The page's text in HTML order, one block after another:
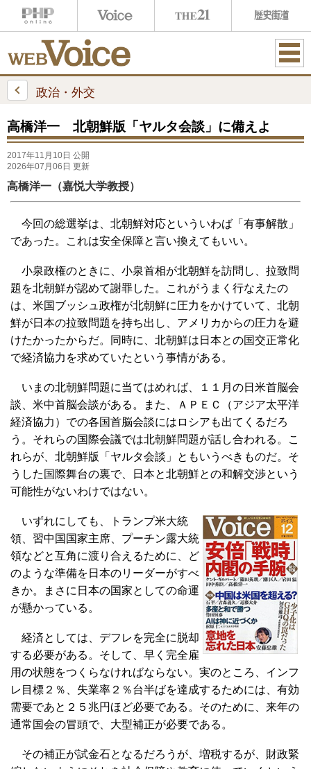
ME
政治・外交
高橋洋一 北朝鮮版「ヤルタ会談」に備えよ
2017年11月10日 公開
2026年07月06日 更新
高橋洋一（嘉悦大学教授）
今回の総選挙は、北朝鮮対応といういわば「有事解散」
であった。これは安全保障と言い換えてもいい。
小泉政権のときに、小泉首相が北朝鮮を訪問し、拉致問
題を北朝鮮が認めて謝罪した。これがうまく行なえたの
は、米国ブッシュ政権が北朝鮮に圧力をかけていて、北朝
鮮が日本の拉致問題を持ち出し、アメリカからの圧力を避
けたかったからだ。同時に、北朝鮮は日本との国交正常化
で経済協力を求めていたという事情がある。
いまの北朝鮮問題に当てはめれば、１１月の日米首脳会
談、米中首脳会談がある。また、ＡＰＥＣ（アジア太平洋
経済協力）での各国首脳会談にはロシアも出てくるだろ
う。それらの国際会議では北朝鮮問題が話し合われる。こ
れらが、北朝鮮版「ヤルタ会談」ともいうべきものだ。そ
うした国際舞台の裏で、日本と北朝鮮との和解交渉という
可能性がないわけではない。
いずれにしても、トランプ米大統
領、習中国国家主席、プーチン露大統
領などと互角に渡り合えるために、ど
のような準備を日本のリーダーがすべ
きか。まさに日本の国家としての命運
が懸かっている。
経済としては、デフレを完全に脱却
する必要がある。そして、早く完全雇
用の状態をつくらなければならない。実のところ、インフ
レ目標２％、失業率２％台半ばを達成するためには、有効
需要であと２５兆円ほど必要である。そのために、来年の
通常国会の冒頭で、大型補正が必要である。
その補正が試金石となるだろうが、増税するが、財政緊